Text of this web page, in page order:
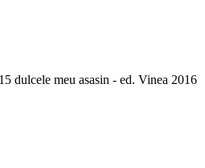
dulcele meu asasin - ed. Vinea 2016